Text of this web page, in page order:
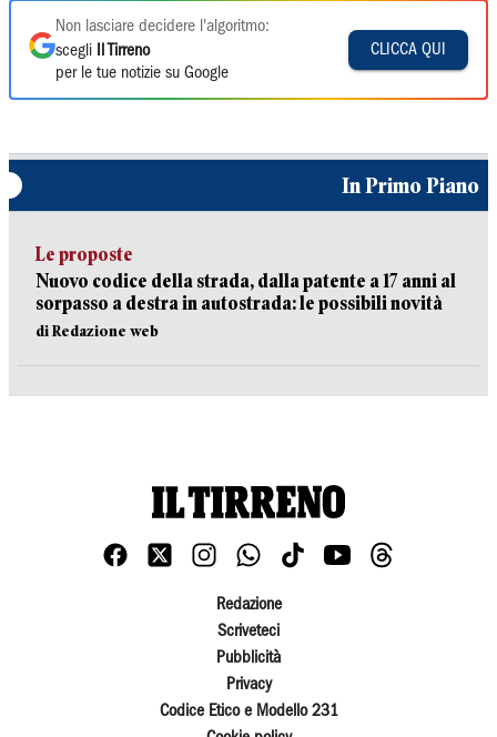
Non lasciare decidere l'algoritmo:
scegli
Il Tirreno
per le tue notizie su Google
CLICCA QUI
In Primo Piano
Le proposte
Nuovo codice della strada, dalla patente a 17 anni al
sorpasso a destra in autostrada: le possibili novità
di Redazione web
Redazione
Scriveteci
Pubblicità
Privacy
Codice Etico e Modello 231